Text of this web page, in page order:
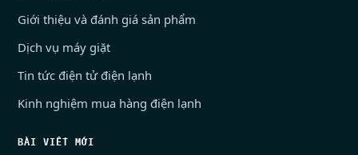
Giới thiệu và đánh giá sản phẩm
Dịch vụ máy giặt
Tin tức điện tử điện lạnh
Kinh nghiệm mua hàng điện lạnh
BÀI VIẾT MỚI